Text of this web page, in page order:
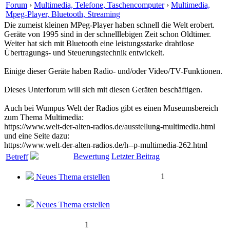
Forum › Multimedia, Telefone, Taschencomputer› Multimedia,
Mpeg-Player, Bluetooth, Streaming
Die zumeist kleinen MPeg-Player haben schnell die Welt erobert.
Geräte von 1995 sind in der schnelllebigen Zeit schon Oldtimer.
Weiter hat sich mit Bluetooth eine leistungsstarke drahtlose
Übertragungs- und Steuerungstechnik entwickelt.
Einige dieser Geräte haben Radio- und/oder Video/TV-Funktionen.
Dieses Unterforum will sich mit diesen Geräten beschäftigen.
Auch bei Wumpus Welt der Radios gibt es einen Museumsbereich
zum Thema Multimedia:
https://www.welt-der-alten-radios.de/ausstellung-multimedia.html
und eine Seite dazu:
https://www.welt-der-alten-radios.de/h--p-multimedia-262.html
Betreff
Bewertung Letzter Beitrag
Neues Thema erstellen 1
Neues Thema erstellen
1